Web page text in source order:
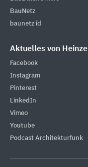
BauNetz
baunetz id
Aktuelles von Heinze
Facebook
Instagram
Pinterest
LinkedIn
Vimeo
Youtube
Podcast Architekturfunk